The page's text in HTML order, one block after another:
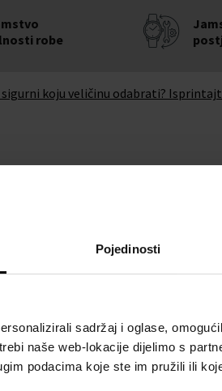
Pojedinosti
sadržaj i oglase,
naše web-lokacije dijelimo s
podacima koje ste im pružili ili
robe
koju veličinu odabrati?
i upotpuni vaš
u roku od 6
Brend Festina
povezuje sa
povezan s
kolekcija.
funkcijama,